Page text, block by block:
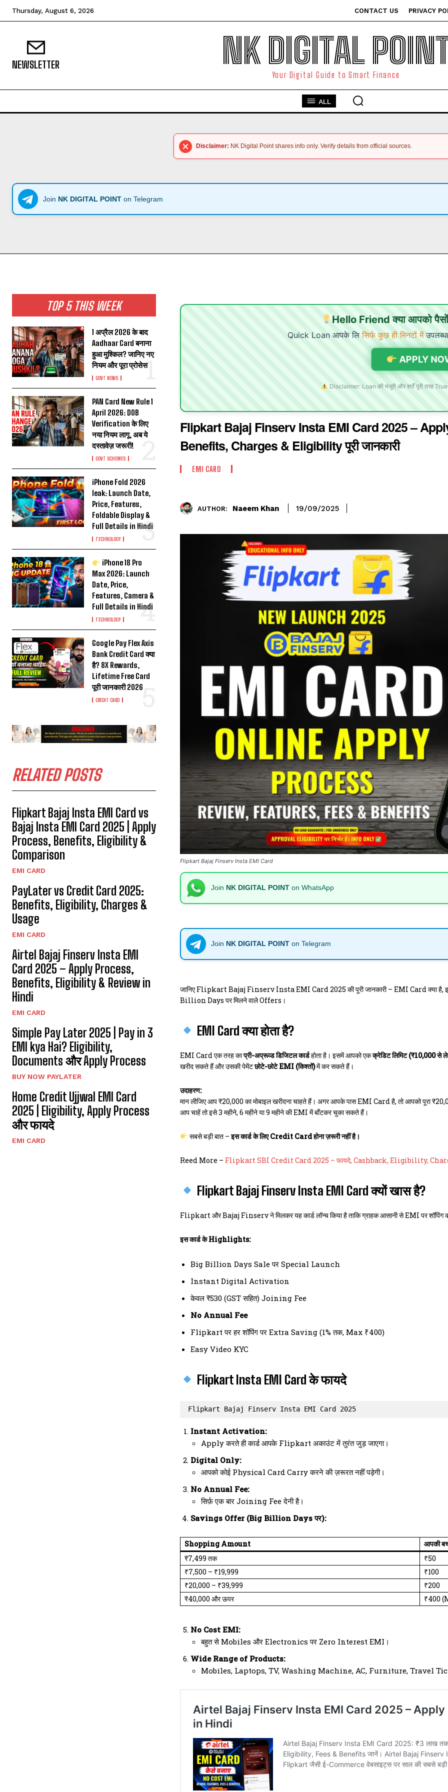
I've read and accept the
Thursday, August 6, 2026 CONTACT US PRIVACY
NEWSLETTER NK DIGITAL
Your Digital Guide to Smart Finance
ALL
Disclaimer: NK Digital Point shares info only. Verify details from official sources.
Join NK DIGITAL POINT on Telegram
TOP 5 THIS WEEK
1 अप्रैल 2026 के बाद
Aadhaar Card बनाना
हुआ मुश्किल? जानिए नए
नियम और पूरा प्रोसेस
GOVT NEWS
PAN Card New Rule 1
April 2026: DOB
Verification के लिए
नया नियम लागू, अब ये
दस्तावेज़ जरूरी!
GOVT SCHEMES
iPhone Fold 2026
leak: Launch Date,
Price, Features,
Foldable Display &
Full Details in Hindi
TECHNOLOGY
iPhone 18 Pro
Max 2026: Launch
Date, Price,
Features, Camera &
Full Details in Hindi
TECHNOLOGY
Google Pay Flex Axis
Bank Credit Card क्या
है? 8X Rewards,
Lifetime Free Card
पूरी जानकारी 2026
CREDIT CARD
RELATED POSTS
Flipkart Bajaj Insta EMI Card vs
Bajaj Insta EMI Card 2025 | Apply
Process, Benefits, Eligibility &
Comparison
EMI CARD
PayLater vs Credit Card 2025:
Benefits, Eligibility, Charges &
Usage
EMI CARD
Airtel Bajaj Finserv Insta EMI
Card 2025 – Apply Process,
Benefits, Eligibility & Review in
Hindi
EMI CARD
Simple Pay Later 2025 | Pay in 3
EMI kya Hai? Eligibility,
Documents और Apply Process
BUY NOW PAYLATER
Home Credit Ujjwal EMI Card
2025 | Eligibility, Apply Process
और फायदे
EMI CARD
Hello Friend क्या आपको
Quick Loan आपके लिसिर्फ कुछ ही मिनटों में
APPLY
Disclaimer: Loan की मंजूरी और शर्तें पूरी तरह True
Flipkart Bajaj Finserv Insta EMI Card 2025 –
Benefits, Charges & Eligibility पूरी जानकारी
EMI CARD
AUTHOR: Naeem Khan 19/09/2025
Flipkart Bajaj Finserv Insta EMI Card
Join NK DIGITAL POINT on WhatsApp
Join NK DIGITAL POINT on Telegram
जानिए Flipkart Bajaj Finserv Insta EMI Card 2025 की पूरी जानकारी – EMI Card
Billion Days पर मिलने वाले Offers।
EMI Card क्या होता है?
EMI Card एक तरह काप्री-अप्रूव्ड डिजिटल कार्डहोता है। इसमें आपको एकक्रेडिट लिमिट (₹10,000 से
खरीद सकते हैं और उसकी पेमेंटछोटे-छोटे EMI (किश्तों)में कर सकते हैं।
उदाहरण:
मान लीजिए आप ₹20,000 का मोबाइल खरीदना चाहते हैं। अगर आपके पास EMI Card है, तो आपको पूरा
आप चाहें तो इसे 3 महीने, 6 महीने या 9 महीने की EMI में बाँटकर चुका सकते हैं।
सबसे बड़ी बात –इस कार्ड के लिए Credit Card होना ज़रूरी नहीं है।
Reed More – Flipkart SBI Credit Card 2025 – फायदे, Cashback, Eligibility,
Flipkart Bajaj Finserv Insta EMI Card क्यों खास है?
Flipkart और Bajaj Finserv ने मिलकर यह कार्ड लॉन्च किया है ताकि ग्राहक आसानी से EMI पर
इस कार्ड के Highlights:
Big Billion Days Sale पर Special Launch
Instant Digital Activation
केवल ₹530 (GST सहित) Joining Fee
No Annual Fee
Flipkart पर हर शॉपिंग पर Extra Saving (1% तक, Max ₹400)
Easy Video KYC
Flipkart Insta EMI Card के फायदे
Flipkart Bajaj Finserv Insta EMI Card 2025
Instant Activation:
Apply करते ही कार्ड आपके Flipkart अकाउंट में तुरंत जुड़ जाएगा।
Digital Only:
आपको कोई Physical Card Carry करने की ज़रूरत नहीं पड़ेगी।
No Annual Fee:
सिर्फ़ एक बार Joining Fee देनी है।
Savings Offer (Big Billion Days पर):
Shopping Amount
आपकी
₹7,499 तक
₹50
₹7,500 – ₹19,999
₹100
₹20,000 – ₹39,999
₹200
₹40,000 और ऊपर
₹400
No Cost EMI:
बहुत से Mobiles और Electronics पर Zero Interest EMI।
Wide Range of Products:
Mobiles, Laptops, TV, Washing Machine, AC, Furniture, Travel